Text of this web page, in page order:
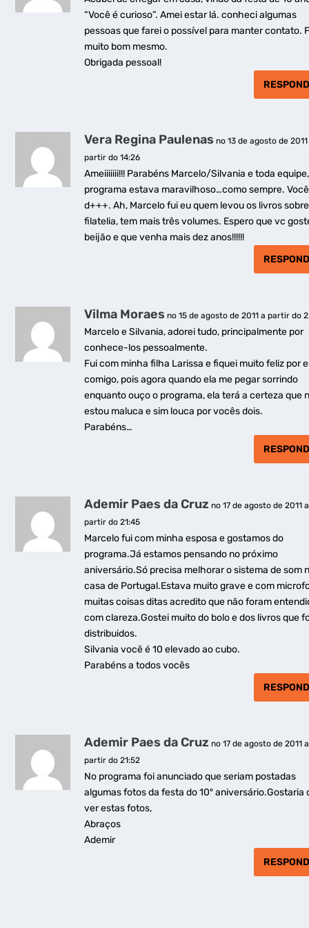
“Você é curioso”. Amei estar lá. conheci algumas
pessoas que farei o possível para manter contato.
muito bom mesmo.
Obrigada pessoal!
Vera Regina Paulenas no 13 de agosto de
partir do 14:26
Ameiiiiiii!!! Parabéns Marcelo/Silvania e toda
programa estava maravilhoso…como sempre.
d+++. Ah, Marcelo fui eu quem levou os livros sobre
filatelia, tem mais três volumes. Espero que vc
beijão e que venha mais dez anos!!!!!!
Vilma Moraes no 15 de agosto de 2011 a partir do
Marcelo e Silvania, adorei tudo, principalmente por
conhece-los pessoalmente.
Fui com minha filha Larissa e fiquei muito feliz por
comigo, pois agora quando ela me pegar sorrindo
enquanto ouço o programa, ela terá a certeza que
estou maluca e sim louca por vocês dois.
Parabéns…
Ademir Paes da Cruz no 17 de agosto de 2011 a
partir do 21:45
Marcelo fui com minha esposa e gostamos do
programa.Já estamos pensando no próximo
aniversário.Só precisa melhorar o sistema de som
casa de Portugal.Estava muito grave e com
muitas coisas ditas acredito que não foram
com clareza.Gostei muito do bolo e dos livros que
distribuidos.
Silvania você é 10 elevado ao cubo.
Parabéns a todos vocês
Ademir Paes da Cruz no 17 de agosto de 2011 a
partir do 21:52
No programa foi anunciado que seriam postadas
algumas fotos da festa do 10º aniversário.Gostaria
ver estas fotos,
Abraços
Ademir